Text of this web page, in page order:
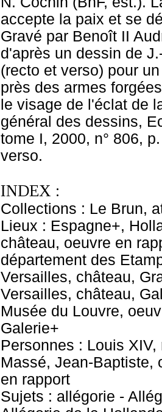
accepte la paix et se
Gravé par Benoît II
d'après un dessin de
(recto et verso) pour
près des armes
le visage de l'éclat de
général des dessins,
tome I, 2000, n° 806,
verso.
INDEX :
Collections : Le Brun,
Lieux : Espagne+,
château, oeuvre en
département des
Versailles, château,
Versailles, château,
Musée du Louvre,
Galerie+
Personnes : Louis
Massé, Jean-Baptiste,
en rapport
Sujets : allégorie -